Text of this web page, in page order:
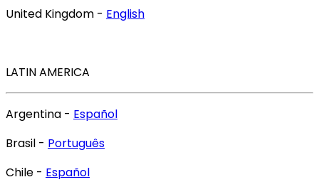
United Kingdom - English
LATIN AMERICA
Argentina - Español
Brasil - Português
Chile - Español